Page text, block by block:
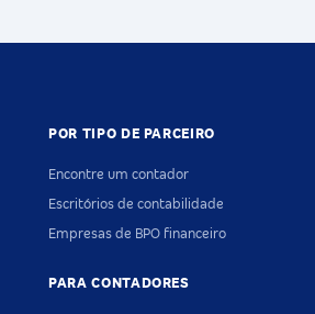
POR TIPO DE PARCEIRO
Encontre um contador
Escritórios de contabilidade
Empresas de BPO financeiro
PARA CONTADORES